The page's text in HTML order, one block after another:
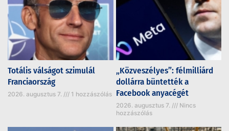
Totális válságot szimulál
Franciaország
2026. augusztus 7. 1 hozzászólás
„Közveszélyes”: félmilliárd
dollárra büntették a
Facebook anyacégét
2026. augusztus 7.
Nincs
hozzászólás